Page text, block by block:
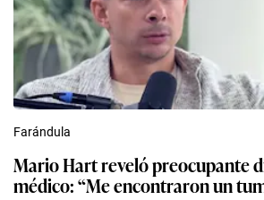
Farándula
Mario Hart reveló preocupante
médico: “Me encontraron un